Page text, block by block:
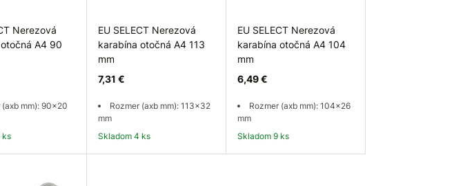
Nerezová
A4 90
(axb mm): 90x20
ks
EU SELECT Nerezová
karabína otočná A4 113
mm
7,31 €
Rozmer (axb mm): 113x32
mm
Skladom 4 ks
EU SELECT Nerezová
karabína otočná A4 104
mm
6,49 €
Rozmer (axb mm): 104x26
mm
Skladom 9 ks